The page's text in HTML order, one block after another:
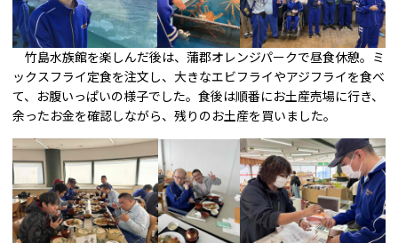
竹島水族館を楽しんだ後は、蒲郡オレンジパークで昼食休憩。ミ
ックスフライ定食を注文し、大きなエビフライやアジフライを食べ
て、お腹いっぱいの様子でした。食後は順番にお土産売場に行き、
余ったお金を確認しながら、残りのお土産を買いました。